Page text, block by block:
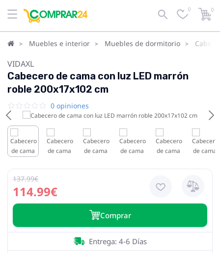
0 0
Muebles e interior Muebles de dormitorio
VIDAXL
Cabecero de cama con luz LED marrón
roble 200x17x102 cm
0 opiniones
114.99€
137.99€
Сomprar
Entrega: 4-6 Días